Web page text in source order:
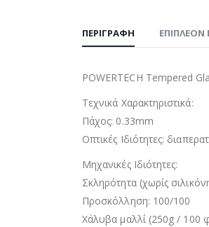
ΠΕΡΙΓΡΑΦΉ
POWERTECH Tempered
Τεχνικά Χαρακτηριστικά:
Πάχος: 0.33mm
Οπτικές Ιδιότητες:
Μηχανικές Ιδιότητες:
Σκληρότητα (χωρίς
Προσκόλληση: 100/100
Χάλυβα μαλλί (250g / 100